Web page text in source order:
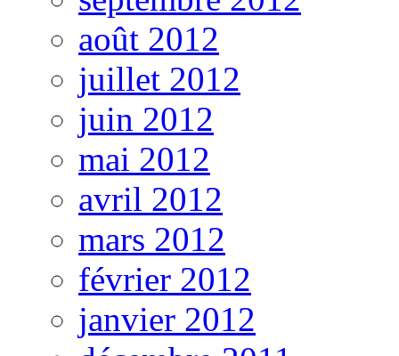
août 2012
juillet 2012
juin 2012
mai 2012
avril 2012
mars 2012
février 2012
janvier 2012